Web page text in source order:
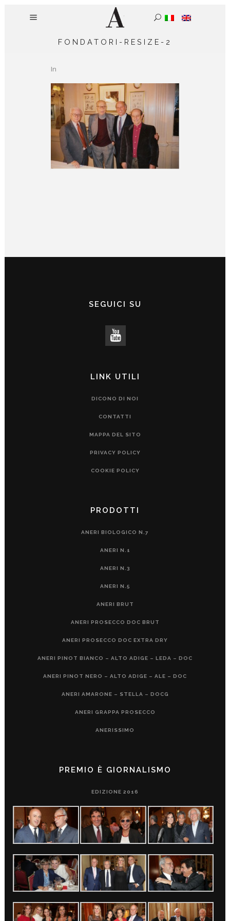
FONDATORI-RESIZE-2
In
SEGUICI SU
LINK UTILI
DICONO DI NOI
CONTATTI
MAPPA DEL SITO
PRIVACY POLICY
COOKIE POLICY
PRODOTTI
ANERI BIOLOGICO N.7
ANERI N.1
ANERI N.3
ANERI N.5
ANERI BRUT
ANERI PROSECCO DOC BRUT
ANERI PROSECCO DOC EXTRA DRY
ANERI PINOT BIANCO – ALTO ADIGE – LEDA – DOC
ANERI PINOT NERO – ALTO ADIGE – ALE – DOC
ANERI AMARONE – STELLA – DOCG
ANERI GRAPPA PROSECCO
ANERISSIMO
PREMIO È GIORNALISMO
EDIZIONE 2016